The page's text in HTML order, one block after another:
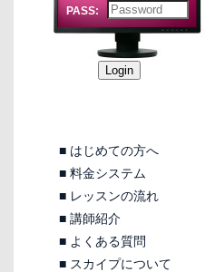
PASS:
■ はじめての方へ
■ 料金システム
■ レッスンの流れ
■ 講師紹介
■ よくある質問
■ スカイプについて